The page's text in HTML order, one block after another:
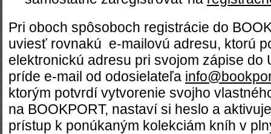
Pri oboch spôsoboch registrácie do
uviesť rovnakú e-mailovú adresu, ktorú
elektronickú adresu pri svojom zápise do
príde e-mail od odosielateľa
ktorým potvrdí vytvorenie svojho
na BOOKPORT, nastaví si heslo a
prístup k ponúkaným kolekciám kníh v